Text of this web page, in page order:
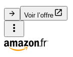
Voir l’offre